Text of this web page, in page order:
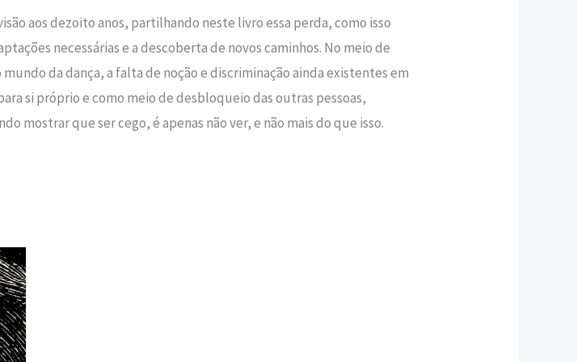
aos dezoito anos, partilhando neste livro essa perda, como isso
necessárias e a descoberta de novos caminhos. No meio de
da dança, a falta de noção e discriminação ainda existentes em
si próprio e como meio de desbloqueio das outras pessoas,
mostrar que ser cego, é apenas não ver, e não mais do que isso.